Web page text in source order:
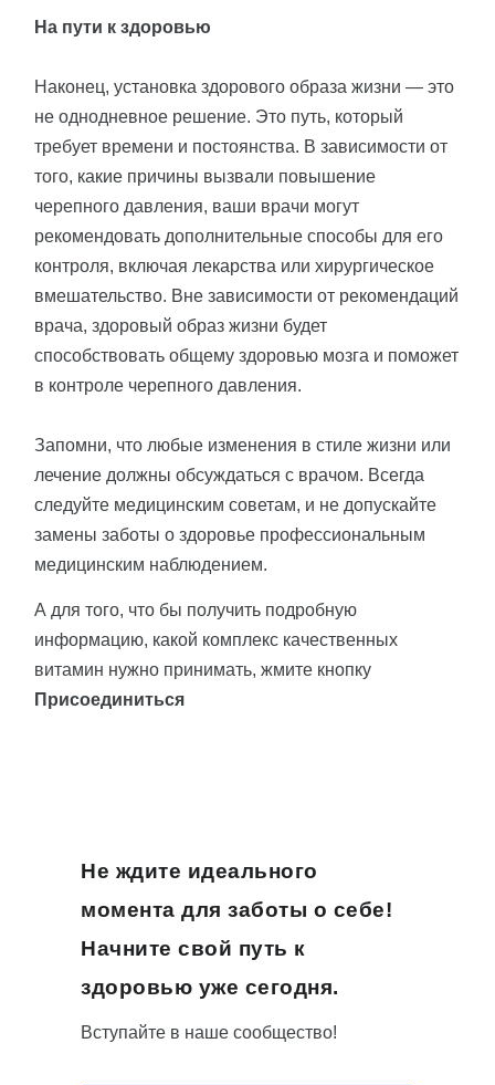
На пути к здоровью
Наконец, установка здорового образа жизни — это
не однодневное решение. Это путь, который
требует времени и постоянства. В зависимости от
того, какие причины вызвали повышение
черепного давления, ваши врачи могут
рекомендовать дополнительные способы для его
контроля, включая лекарства или хирургическое
вмешательство. Вне зависимости от рекомендаций
врача, здоровый образ жизни будет
способствовать общему здоровью мозга и поможет
в контроле черепного давления.
Запомни, что любые изменения в стиле жизни или
лечение должны обсуждаться с врачом. Всегда
следуйте медицинским советам, и не допускайте
замены заботы о здоровье профессиональным
медицинским наблюдением.
А для того, что бы получить подробную
информацию, какой комплекс качественных
витамин нужно принимать, жмите кнопку
Присоединиться
Не ждите идеального
момента для заботы о себе!
Начните свой путь к
здоровью уже сегодня.
Вступайте в наше сообщество!